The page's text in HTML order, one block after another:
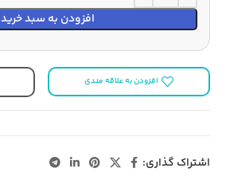
افزودن به سبد خرید
افزودن به علاقه مندی
اشتراک گذاری: